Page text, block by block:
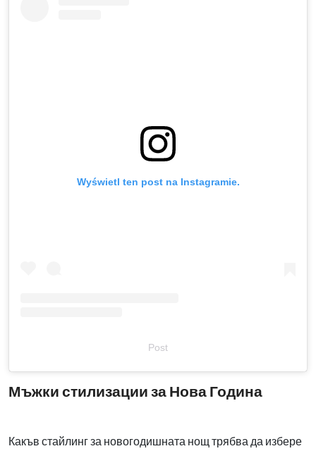
Wyświetl ten post na Instagramie.
Post
Мъжки стилизации за Нова Година
Какъв стайлинг за новогодишната нощ трябва да избере